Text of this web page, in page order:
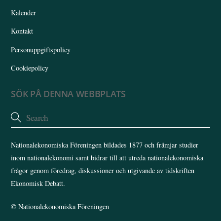
Kalender
Kontakt
Personuppgiftspolicy
Cookiepolicy
SÖK PÅ DENNA WEBBPLATS
Nationalekonomiska Föreningen bildades 1877 och främjar studier
inom nationalekonomi samt bidrar till att utreda nationalekonomiska
frågor genom föredrag, diskussioner och utgivande av tidskriften
Ekonomisk Debatt.
©Nationalekonomiska Föreningen